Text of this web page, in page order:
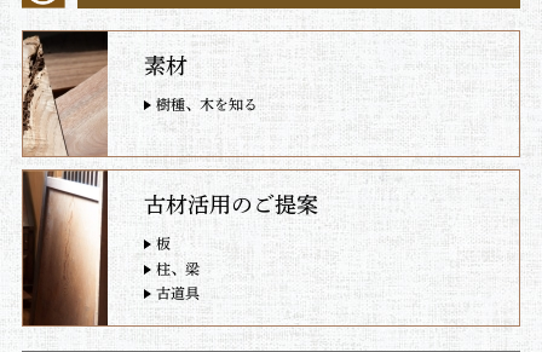
素材
樹種、木を知る
古材活用のご提案
板
柱、梁
古道具